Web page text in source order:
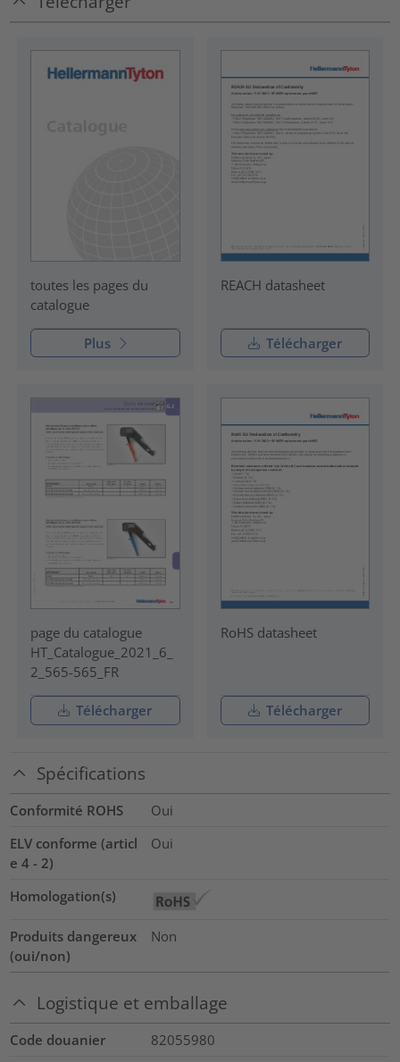
toutes les pages du
catalogue
Plus
REACH datasheet
Télécharger
page du catalogue
HT_Catalogue_2021_6_
2_565-565_FR
Télécharger
RoHS datasheet
Télécharger
Spécifications
Conformité ROHS
Oui
ELV conforme (articl
e 4 - 2)
Oui
Homologation(s)
Produits dangereux
(oui/non)
Non
Logistique et emballage
Code douanier
82055980